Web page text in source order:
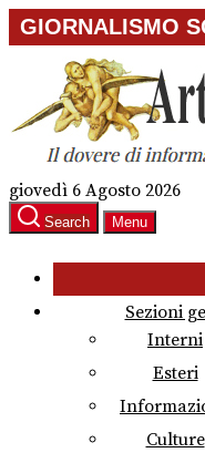
Skip
to
content
GIORNALISMO
giovedì 6 Agosto 2026
Search Menu
Sezioni
Interni
Esteri
Culture